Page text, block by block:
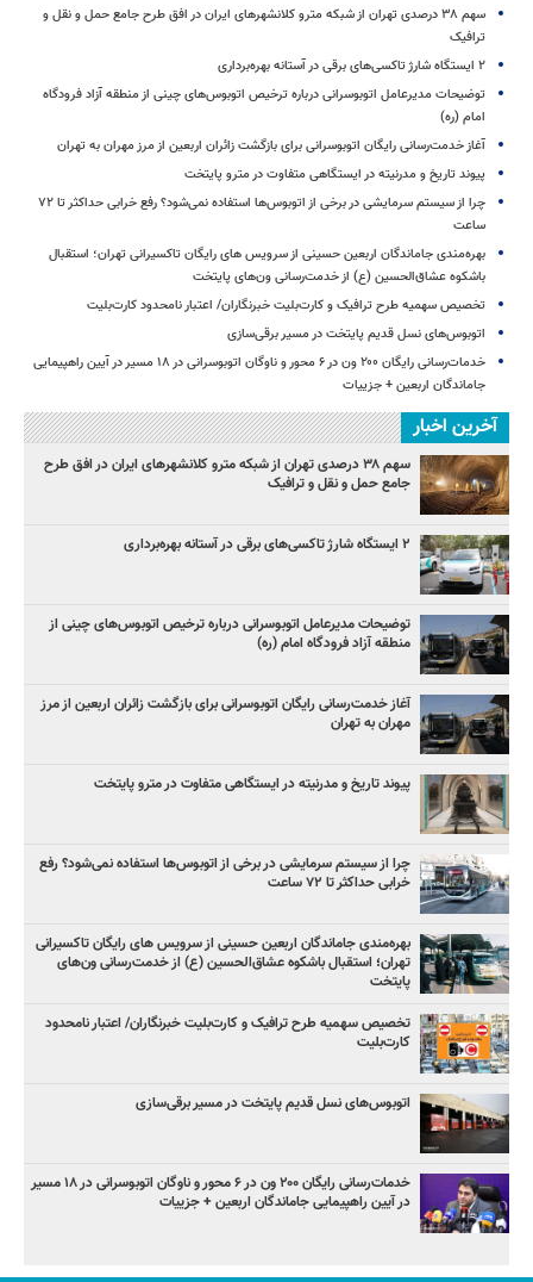
سهم ۳۸ درصدی تهران از شبکه مترو کلانشهرهای ایران در افق طرح جامع حمل و نقل و
ترافیک
۲ ایستگاه شارژ تاکسی‌های برقی در آستانه بهره‌برداری
توضیحات مدیرعامل اتوبوسرانی درباره ترخیص اتوبوس‌های چینی از منطقه آزاد فرودگاه
امام (ره)
آغاز خدمت‌رسانی رایگان اتوبوسرانی برای بازگشت زائران اربعین از مرز مهران به تهران
پیوند تاریخ و مدرنیته در ایستگاهی متفاوت در مترو پایتخت
چرا از سیستم سرمایشی در برخی از اتوبوس‌ها استفاده نمی‌شود؟ رفع خرابی حداکثر تا ۷۲
ساعت
بهره‌مندی جاماندگان اربعین حسینی از سرویس‌ های رایگان تاکسیرانی تهران؛ استقبال
باشکوه عشاق‌الحسین (ع) از خدمت‌رسانی ون‌های پایتخت
تخصیص سهمیه طرح ترافیک و کارت‌بلیت خبرنگاران/ اعتبار نامحدود کارت‌بلیت
اتوبوس‌های نسل قدیم پایتخت در مسیر برقی‌سازی
خدمات‌رسانی رایگان ۲۰۰ ون در ۶ محور و ناوگان اتوبوسرانی در ۱۸ مسیر در آیین راهپیمایی
جاماندگان اربعین + جزییات
آخرین اخبار
سهم ۳۸ درصدی تهران از شبکه مترو کلانشهرهای ایران در افق طرح
جامع حمل و نقل و ترافیک
۲ ایستگاه شارژ تاکسی‌های برقی در آستانه بهره‌برداری
توضیحات مدیرعامل اتوبوسرانی درباره ترخیص اتوبوس‌های چینی از
منطقه آزاد فرودگاه امام (ره)
آغاز خدمت‌رسانی رایگان اتوبوسرانی برای بازگشت زائران اربعین از مرز
مهران به تهران
پیوند تاریخ و مدرنیته در ایستگاهی متفاوت در مترو پایتخت
چرا از سیستم سرمایشی در برخی از اتوبوس‌ها استفاده نمی‌شود؟ رفع
خرابی حداکثر تا ۷۲ ساعت
بهره‌مندی جاماندگان اربعین حسینی از سرویس‌ های رایگان تاکسیرانی
تهران؛ استقبال باشکوه عشاق‌الحسین (ع) از خدمت‌رسانی ون‌های
پایتخت
تخصیص سهمیه طرح ترافیک و کارت‌بلیت خبرنگاران/ اعتبار نامحدود
کارت‌بلیت
اتوبوس‌های نسل قدیم پایتخت در مسیر برقی‌سازی
خدمات‌رسانی رایگان ۲۰۰ ون در ۶ محور و ناوگان اتوبوسرانی در ۱۸ مسیر
در آیین راهپیمایی جاماندگان اربعین + جزییات